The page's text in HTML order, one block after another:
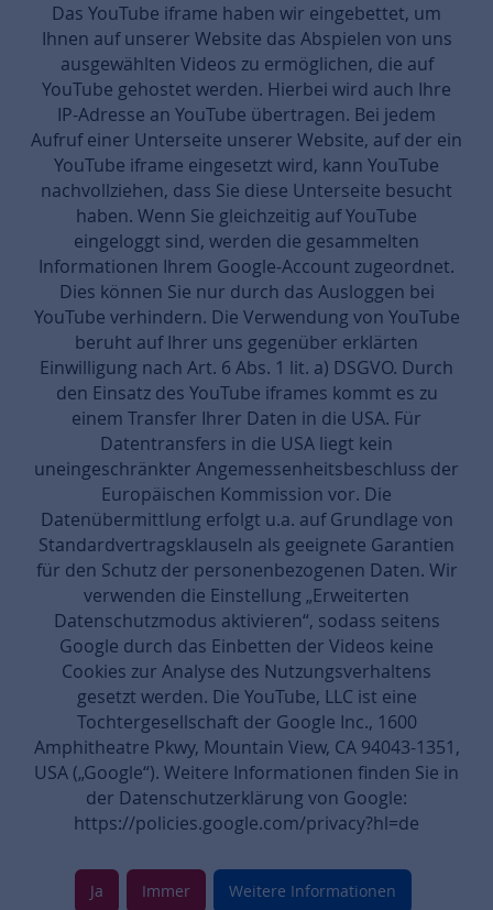
Das YouTube iframe haben wir eingebettet, um
Ihnen auf unserer Website das Abspielen von uns
ausgewählten Videos zu ermöglichen, die auf
YouTube gehostet werden. Hierbei wird auch Ihre
IP-Adresse an YouTube übertragen. Bei jedem
Aufruf einer Unterseite unserer Website, auf der ein
YouTube iframe eingesetzt wird, kann YouTube
nachvollziehen, dass Sie diese Unterseite besucht
haben. Wenn Sie gleichzeitig auf YouTube
eingeloggt sind, werden die gesammelten
Informationen Ihrem Google-Account zugeordnet.
Dies können Sie nur durch das Ausloggen bei
YouTube verhindern. Die Verwendung von YouTube
beruht auf Ihrer uns gegenüber erklärten
Einwilligung nach Art. 6 Abs. 1 lit. a) DSGVO. Durch
den Einsatz des YouTube iframes kommt es zu
einem Transfer Ihrer Daten in die USA. Für
Datentransfers in die USA liegt kein
uneingeschränkter Angemessenheitsbeschluss der
Europäischen Kommission vor. Die
Datenübermittlung erfolgt u.a. auf Grundlage von
Standardvertragsklauseln als geeignete Garantien
für den Schutz der personenbezogenen Daten. Wir
verwenden die Einstellung „Erweiterten
Datenschutzmodus aktivieren“, sodass seitens
Google durch das Einbetten der Videos keine
Cookies zur Analyse des Nutzungsverhaltens
gesetzt werden. Die YouTube, LLC ist eine
Tochtergesellschaft der Google Inc., 1600
Amphitheatre Pkwy, Mountain View, CA 94043-1351,
USA („Google“). Weitere Informationen finden Sie in
der Datenschutzerklärung von Google:
https://policies.google.com/privacy?hl=de
Ja Immer Weitere Informationen